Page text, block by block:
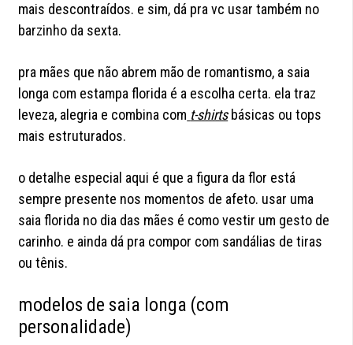
mais descontraídos. e sim, dá pra vc usar também no
barzinho da sexta.
pra mães que não abrem mão de romantismo, a saia
longa com estampa florida é a escolha certa. ela traz
leveza, alegria e combina com t-shirtsbásicas ou tops
mais estruturados.
o detalhe especial aqui é que a figura da flor está
sempre presente nos momentos de afeto. usar uma
saia florida no dia das mães é como vestir um gesto de
carinho. e ainda dá pra compor com sandálias de tiras
ou tênis.
modelos de saia longa (com
personalidade)